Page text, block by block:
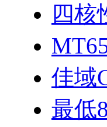
四核
佳域
最低